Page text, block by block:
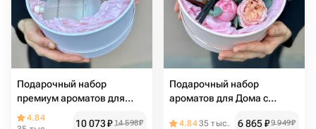
Подарочный набор
премиум ароматов для
дома с пионовидной розой
4.84
10 073₽ 14 598₽
Подарочный набор
ароматов для Дома с
Джульетта
4.8435 тыс. 6 865₽9 949₽